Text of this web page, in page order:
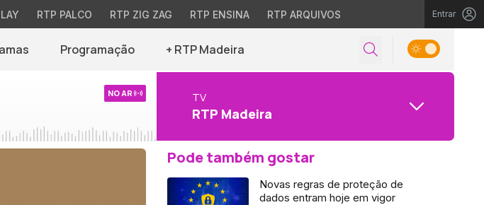
RTP PALCO RTP ZIG ZAG RTP ENSINA RTP ARQUIVOS Entrar
Programação + RTP Madeira
NO AR TV
RTP Madeira
Pode também gostar
Novas regras de proteção de
dados entram hoje em vigor